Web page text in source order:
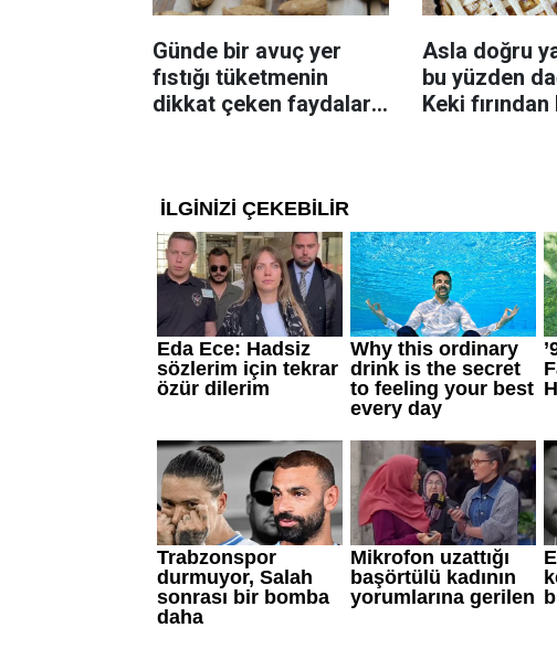
Günde bir avuç yer
fıstığı tüketmenin
dikkat çeken faydaları:
Asla doğru
bu yüzden
Keki